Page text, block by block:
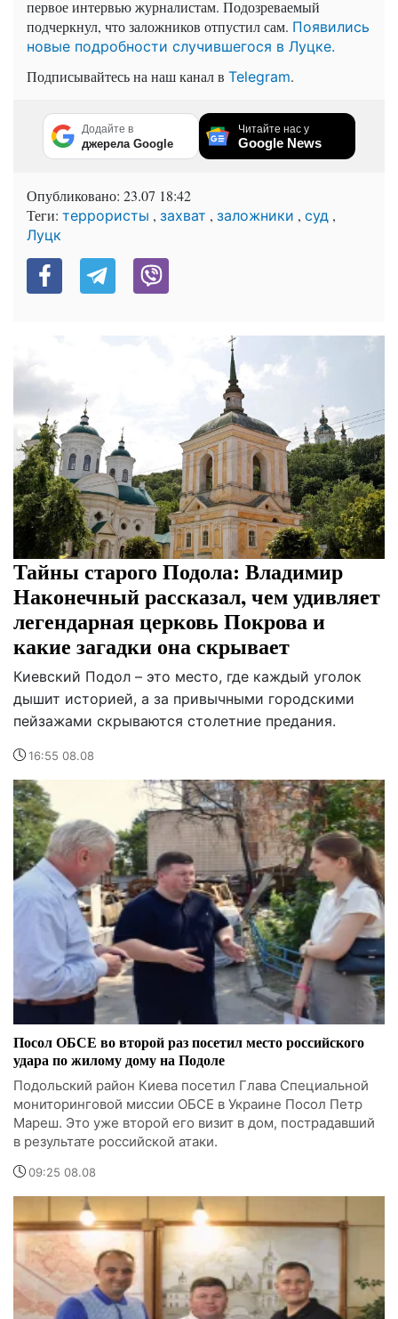
первое интервью журналистам. Подозреваемый
подчеркнул, что заложников отпустил сам. Появились
новые подробности случившегося в Луцке.
Подписывайтесь на наш канал в Telegram.
Додайте в
джерела Google
Читайте нас у
Google News
Опубликовано: 23.07 18:42
Теги: террористы , захват , заложники , суд ,
Луцк
Тайны старого Подола: Владимир
Наконечный рассказал, чем удивляет
легендарная церковь Покрова и
какие загадки она скрывает
Киевский Подол – это место, где каждый уголок
дышит историей, а за привычными городскими
пейзажами скрываются столетние предания.
16:55 08.08
Посол ОБСЕ во второй раз посетил место российского
удара по жилому дому на Подоле
Подольский район Киева посетил Глава Специальной
мониторинговой миссии ОБСЕ в Украине Посол Петр
Мареш. Это уже второй его визит в дом, пострадавший
в результате российской атаки.
09:25 08.08